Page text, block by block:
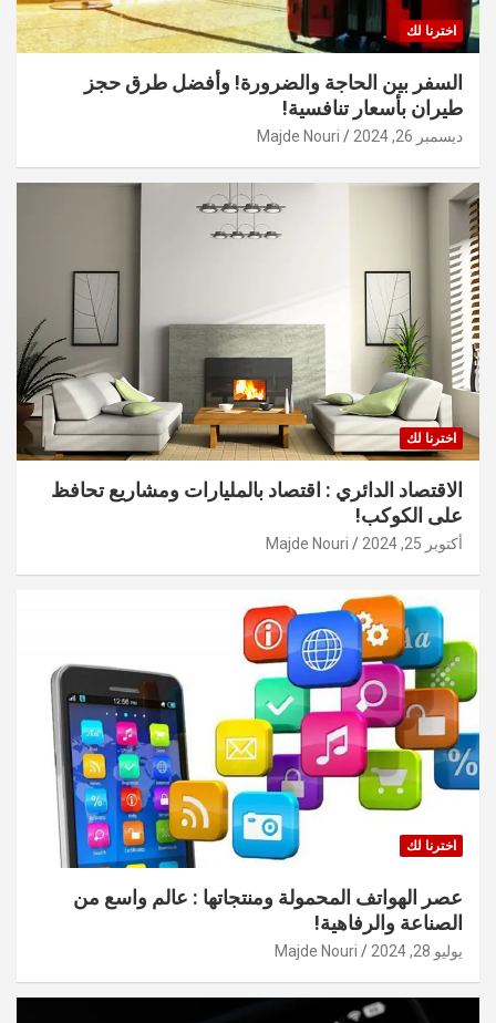
اخترنا لك
السفر بين الحاجة والضرورة! وأفضل طرق حجز
طيران بأسعار تنافسية!
ديسمبر 26, 2024 Majde Nouri
اخترنا لك
الاقتصاد الدائري : اقتصاد بالمليارات ومشاريع تحافظ
على الكوكب!
أكتوبر 25, 2024 Majde Nouri
اخترنا لك
عصر الهواتف المحمولة ومنتجاتها : عالم واسع من
الصناعة والرفاهية!
يوليو 28, 2024 Majde Nouri